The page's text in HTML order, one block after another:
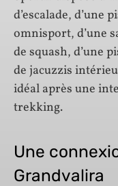
d’escalade, d’une
omnisport, d’une
de squash, d’une
de jacuzzis
idéal après une
trekking.
Une
Grandvalira